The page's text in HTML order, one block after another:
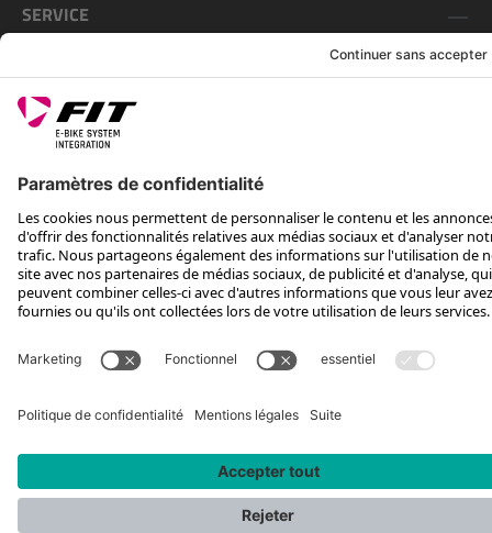
SERVICE
SUIS-NOUS SUR
*Prix de vente conseillé, TVA incluse, plus frais d'expédition et TEA